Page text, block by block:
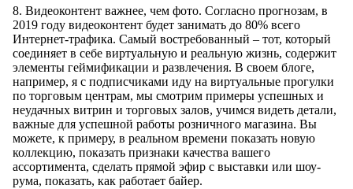
8. Видеоконтент важнее, чем фото. Согласно прогнозам, в
2019 году видеоконтент будет занимать до 80% всего
Интернет-трафика. Самый востребованный – тот, который
соединяет в себе виртуальную и реальную жизнь, содержит
элементы геймификации и развлечения. В своем блоге,
например, я с подписчиками иду на виртуальные прогулки
по торговым центрам, мы смотрим примеры успешных и
неудачных витрин и торговых залов, учимся видеть детали,
важные для успешной работы розничного магазина. Вы
можете, к примеру, в реальном времени показать новую
коллекцию, показать признаки качества вашего
ассортимента, сделать прямой эфир с выставки или шоу-
рума, показать, как работает байер.